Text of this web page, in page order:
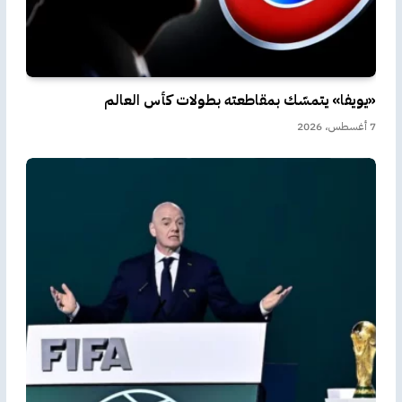
«يويفا» يتمسّك بمقاطعته بطولات كأس العالم
7 أغسطس، 2026